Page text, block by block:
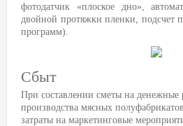
фотодатчик «плоское дно»,
двойной протяжки пленки, подсчет
программ).
Сбыт
При составлении сметы на денежные
производства мясных
затраты на маркетинговые